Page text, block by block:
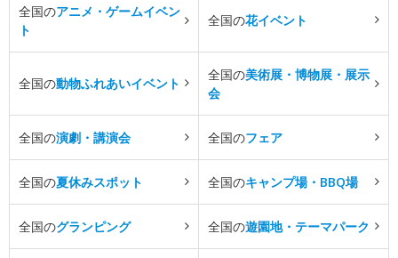
全国のアニメ・ゲームイベン
ト
全国の花イベント
全国の動物ふれあいイベント
全国の美術展・博物展・展示
会
全国の演劇・講演会 全国のフェア
全国の夏休みスポット 全国のキャンプ場・BBQ場
全国のグランピング 全国の遊園地・テーマパーク